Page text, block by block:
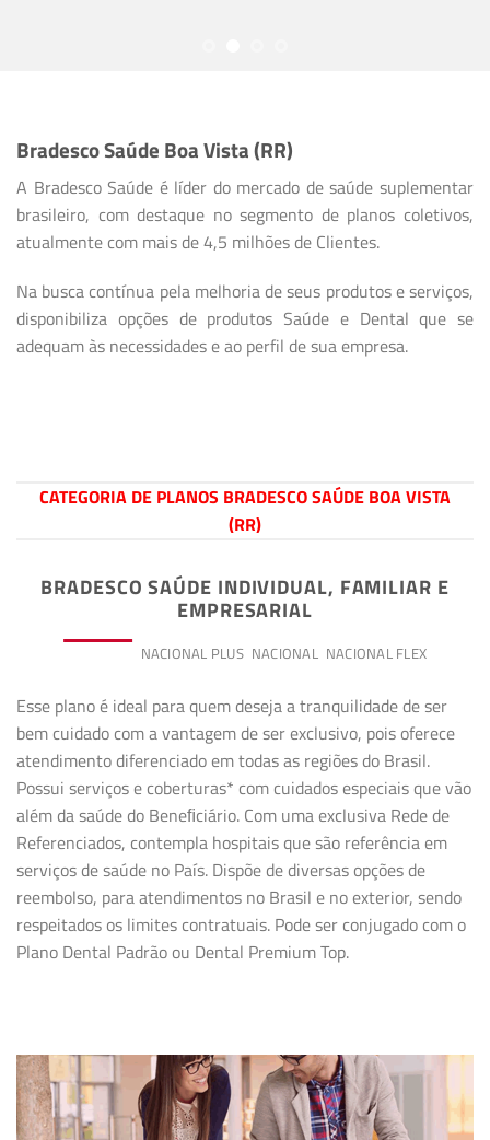
Bradesco Saúde Boa Vista (RR)
A Bradesco Saúde é líder do mercado de saúde suplementar
brasileiro, com destaque no segmento de planos coletivos,
atualmente com mais de 4,5 milhões de Clientes.
Na busca contínua pela melhoria de seus produtos e serviços,
disponibiliza opções de produtos Saúde e Dental que se
adequam às necessidades e ao perfil de sua empresa.
CATEGORIA DE PLANOS BRADESCO SAÚDE BOA VISTA
(RR)
BRADESCO SAÚDE INDIVIDUAL, FAMILIAR E
EMPRESARIAL
NACIONAL PLUS NACIONAL NACIONAL FLEX
Esse plano é ideal para quem deseja a tranquilidade de ser
bem cuidado com a vantagem de ser exclusivo, pois oferece
atendimento diferenciado em todas as regiões do Brasil.
Possui serviços e coberturas* com cuidados especiais que vão
além da saúde do Beneﬁciário. Com uma exclusiva Rede de
Referenciados, contempla hospitais que são referência em
serviços de saúde no País. Dispõe de diversas opções de
reembolso, para atendimentos no Brasil e no exterior, sendo
respeitados os limites contratuais. Pode ser conjugado com o
Plano Dental Padrão ou Dental Premium Top.